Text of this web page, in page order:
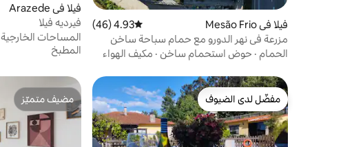
فيلا في Mesão Frio متوسط التقييم 4.93 من 5، 46 مراجعات
4.93 (46)
مزرعة في نهر الدورو مع حمام سباحة ساخن
الحمام · حوض استحمام ساخن · مكيف الهواء
فيلا في Arazede
فيرديه فيلا
المساحات الخارجية
المطبخ
مفضّل لدى الضيوف
مفضّل لدى الضيوف
مضيف متميّز
مضيف متميّز